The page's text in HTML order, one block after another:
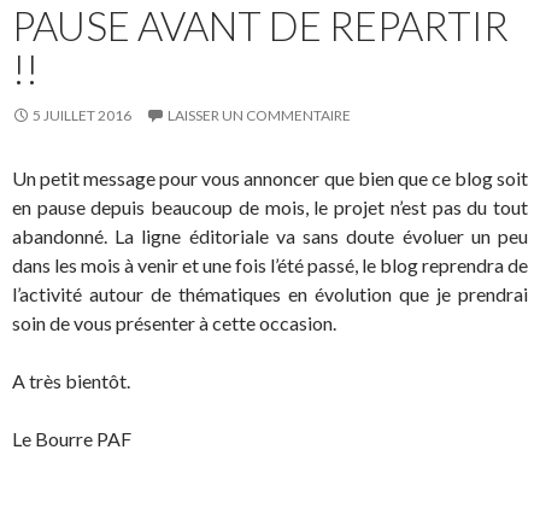
PAUSE AVANT DE REPARTIR
!!
5 JUILLET 2016 LAISSER UN COMMENTAIRE
Un petit message pour vous annoncer que bien que ce blog soit
en pause depuis beaucoup de mois, le projet n’est pas du tout
abandonné. La ligne éditoriale va sans doute évoluer un peu
dans les mois à venir et une fois l’été passé, le blog reprendra de
l’activité autour de thématiques en évolution que je prendrai
soin de vous présenter à cette occasion.
A très bientôt.
Le Bourre PAF